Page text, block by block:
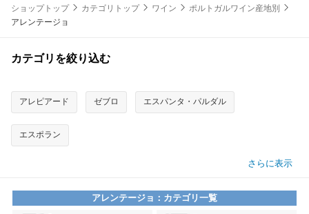
ショップトップ カテゴリトップ ワイン
ポルトガルワイン産地別
アレンテージョ
カテゴリを絞り込む
アレピアード ゼブロ エスパンタ・パルダル
エスポラン
さらに表示
アレンテージョ：カテゴリ一覧